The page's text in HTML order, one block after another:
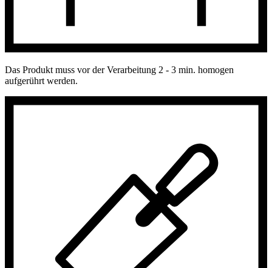
Das Produkt muss vor der Verarbeitung 2 - 3 min. homogen
aufgerührt werden.